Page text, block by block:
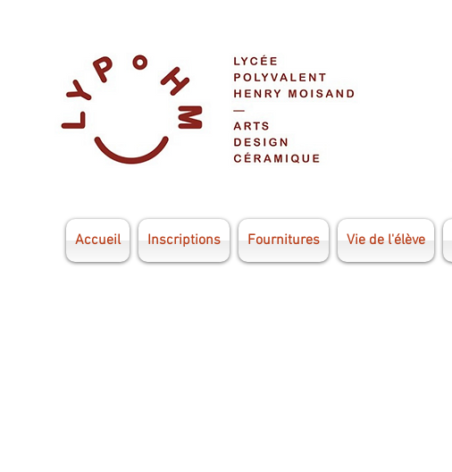
Accueil Inscriptions Fournitures Vie de l'élève